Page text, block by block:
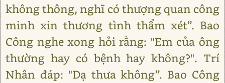
không thông, nghĩ có thượng quan công
minh xin thương tình thẩm xét”. Bao
Công nghe xong hỏi rằng: "Em của ông
thường hay có bệnh hay không?". Trí
Nhân đáp: "Dạ thưa không”. Bao Công